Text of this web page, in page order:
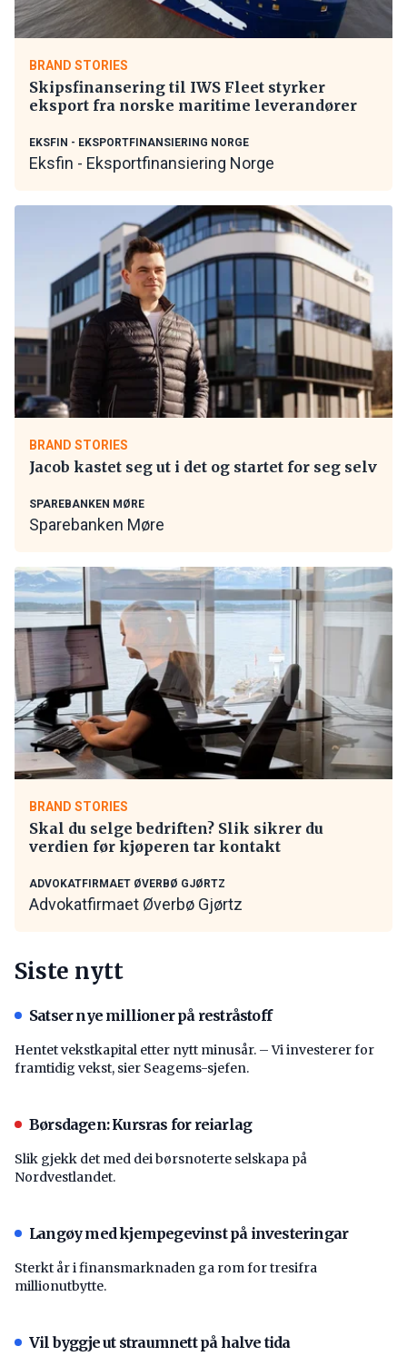
BRAND STORIES
Skipsfinansering til IWS Fleet styrker
eksport fra norske maritime leverandører
EKSFIN - EKSPORTFINANSIERING NORGE
Eksfin - Eksportfinansiering Norge
BRAND STORIES
Jacob kastet seg ut i det og startet for seg selv
SPAREBANKEN MØRE
Sparebanken Møre
BRAND STORIES
Skal du selge bedriften? Slik sikrer du
verdien før kjøperen tar kontakt
ADVOKATFIRMAET ØVERBØ GJØRTZ
Advokatfirmaet Øverbø Gjørtz
Siste nytt
Satser nye millioner på restråstoff
Hentet vekstkapital etter nytt minusår. – Vi investerer for
framtidig vekst, sier Seagems-sjefen.
Børsdagen: Kursras for reiarlag
Slik gjekk det med dei børsnoterte selskapa på
Nordvestlandet.
Langøy med kjempegevinst på investeringar
Sterkt år i finansmarknaden ga rom for tresifra
millionutbytte.
Vil byggje ut straumnett på halve tida